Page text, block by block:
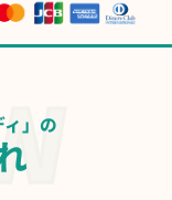
」の